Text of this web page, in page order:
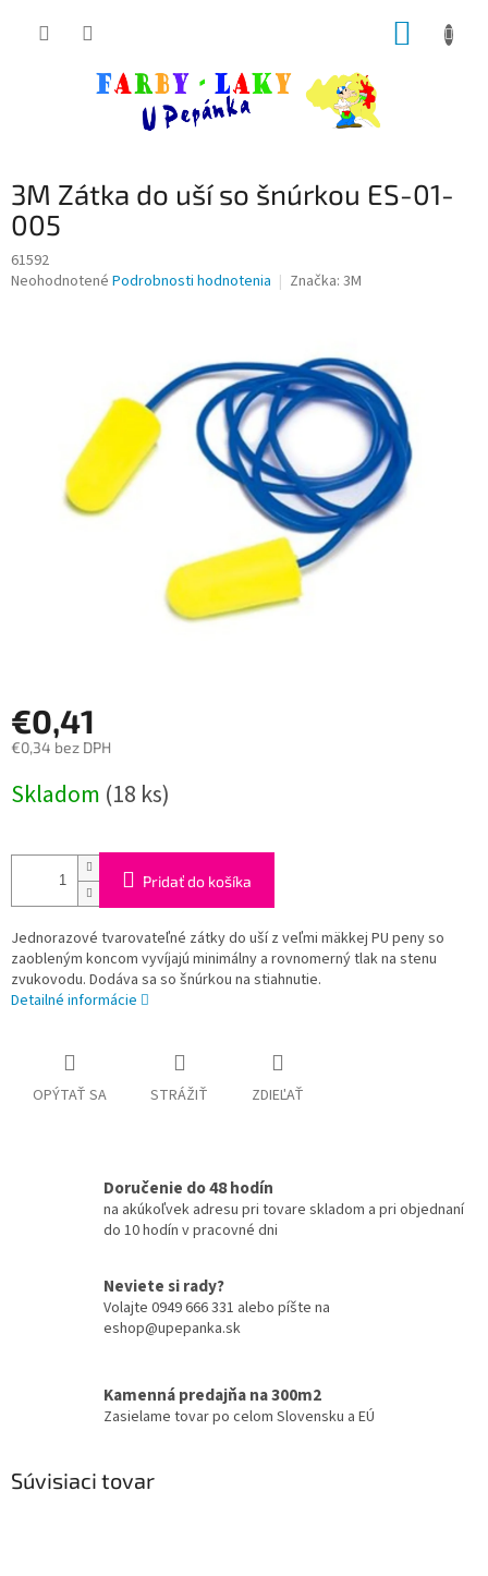
3M Zátka do uší so šnúrkou ES-01-
005
61592
Priemerné
Neohodnotené Podrobnosti hodnotenia Značka: 3M
€0,41
€0,34 bez DPH
cena:
Skladom (18 ks)
Pridať do košíka
Jednorazové tvarovateľné zátky do uší z veľmi mäkkej PU peny so
zaobleným koncom vyvíjajú minimálny a rovnomerný tlak na stenu
zvukovodu. Dodáva sa so šnúrkou na stiahnutie.
Detailné informácie
OPÝTAŤ SA STRÁŽIŤ ZDIEĽAŤ
Doručenie do 48 hodín
na akúkoľvek adresu pri tovare skladom a pri objednaní
do 10 hodín v pracovné dni
Neviete si rady?
Volajte 0949 666 331 alebo píšte na
eshop@upepanka.sk
Kamenná predajňa na 300m2
Zasielame tovar po celom Slovensku a EÚ
Súvisiaci tovar